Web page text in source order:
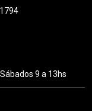
9 a 13hs